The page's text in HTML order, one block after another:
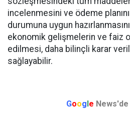
incelenmesini ve ödeme
durumuna uygun
ekonomik gelişmelerin ve faiz
edilmesi, daha bilinçli karar
sağlayabilir.
Google